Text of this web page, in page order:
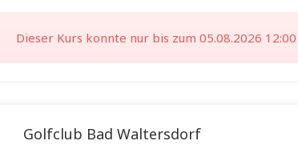
Dieser Kurs konnte nur bis zum 05.08.2026
Golfclub Bad Waltersdorf